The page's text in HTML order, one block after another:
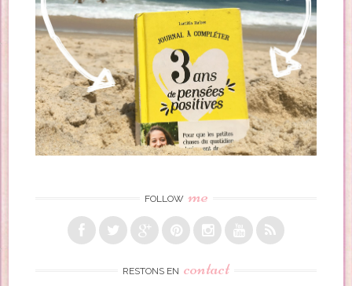
FOLLOW me
RESTONS EN contact